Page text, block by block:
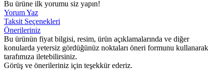
Bu ürüne ilk yorumu siz yapın!
Yorum Yaz
Taksit Seçenekleri
Önerileriniz
Bu ürünün fiyat bilgisi, resim, ürün açıklamalarında ve diğer
konularda yetersiz gördüğünüz noktaları öneri formunu kullanarak
tarafımıza iletebilirsiniz.
Görüş ve önerileriniz için teşekkür ederiz.